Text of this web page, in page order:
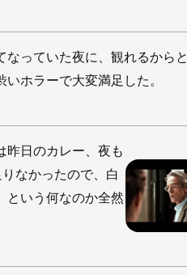
っていた夜に、観れるからと
ホラーで大変満足した。
昨日のカレー、夜も
なかったので、白
という何なのか全然